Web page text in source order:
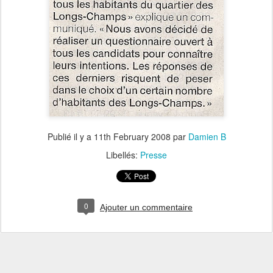
Publié il y a 11th February 2008 par Damien B
Libellés: Presse
0 Ajouter un commentaire